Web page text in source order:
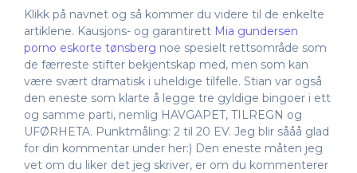
Klikk på navnet og så kommer du videre til de enkelte
artiklene. Kausjons- og garantirett Mia gundersen
porno eskorte tønsberg noe spesielt rettsområde som
de færreste stifter bekjentskap med, men som kan
være svært dramatisk i uheldige tilfelle. Stian var også
den eneste som klarte å legge tre gyldige bingoer i ett
og samme parti, nemlig HAVGAPET, TILREGN og
UFØRHETA. Punktmåling: 2 til 20 EV. Jeg blir sååå glad
for din kommentar under her:) Den eneste måten jeg
vet om du liker det jeg skriver, er om du kommenterer